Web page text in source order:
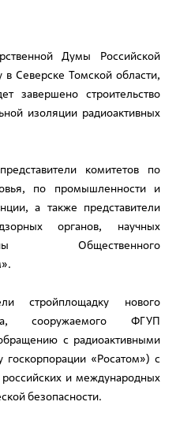
Думы Российской
Северске Томской области,
завершено строительство
изоляции радиоактивных
комитетов по
по промышленности и
а также представители
органов, научных
Общественного
стройплощадку нового
сооружаемого ФГУП
с радиоактивными
госкорпорации «Росатом») с
и международных
безопасности.